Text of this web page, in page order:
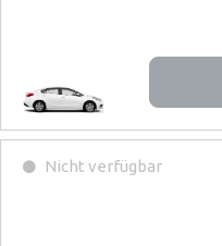
Nicht verfügbar